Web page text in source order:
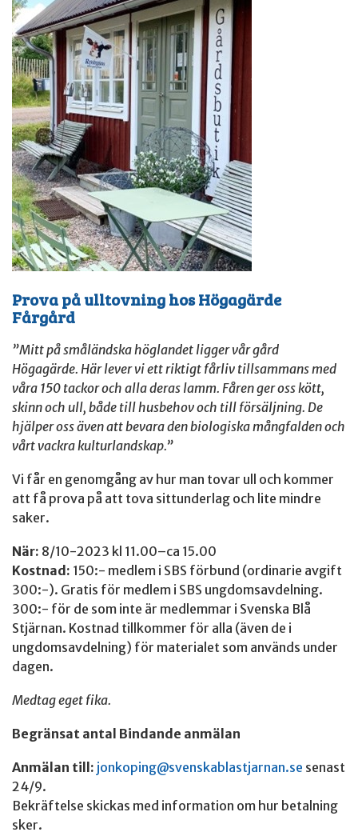
Prova på ulltovning hos Högagärde
Fårgård
”Mitt på småländska höglandet ligger vår gård
Högagärde. Här lever vi ett riktigt fårliv tillsammans med
våra 150 tackor och alla deras lamm. Fåren ger oss kött,
skinn och ull, både till husbehov och till försäljning. De
hjälper oss även att bevara den biologiska mångfalden och
vårt vackra kulturlandskap.”
Vi får en genomgång av hur man tovar ull och kommer
att få prova på att tova sittunderlag och lite mindre
saker.
När: 8/10-2023 kl 11.00–ca 15.00
Kostnad: 150:- medlem i SBS förbund (ordinarie avgift
300:-). Gratis för medlem i SBS ungdomsavdelning.
300:- för de som inte är medlemmar i Svenska Blå
Stjärnan. Kostnad tillkommer för alla (även de i
ungdomsavdelning) för materialet som används under
dagen.
Medtag eget fika.
Begränsat antal Bindande anmälan
Anmälan till: jonkoping@svenskablastjarnan.se senast
24/9.
Bekräftelse skickas med information om hur betalning
sker.